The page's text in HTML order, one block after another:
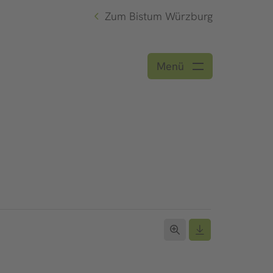
Zum Bistum Würzburg
Menü